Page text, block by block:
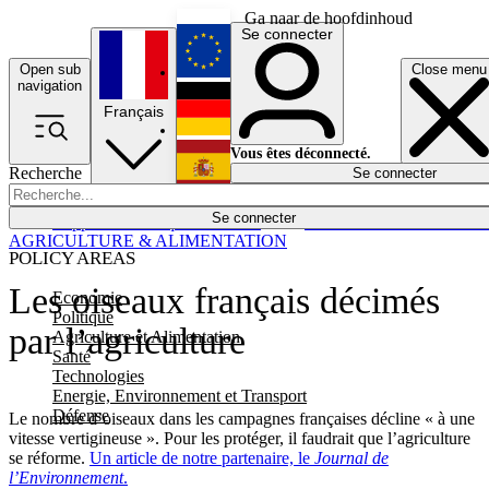
Ga naar de hoofdinhoud
Open sub
navigation
Close menu
Recherche
Se connecter
POLICY AREAS
Economie
Politique
Agriculture et Alimentation
Santé
Technologies
Energie, Environnement et Transport
Défense
Économie
Français
English
Deutsch
Español
Se connecter
Vous êtes déconnecté.
Se connecter
Les oiseaux français décimés
par l’agriculture
Le nombre d’oiseaux dans les campagnes françaises décline « à une
vitesse vertigineuse ». Pour les protéger, il faudrait que l’agriculture
se réforme. Un article de notre partenaire, le Journal de
l’Environnement.
AGRICULTURE & ALIMENTATION